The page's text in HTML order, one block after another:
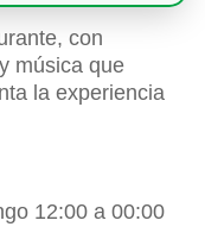
con
música que
la experiencia
12:00 a 00:00